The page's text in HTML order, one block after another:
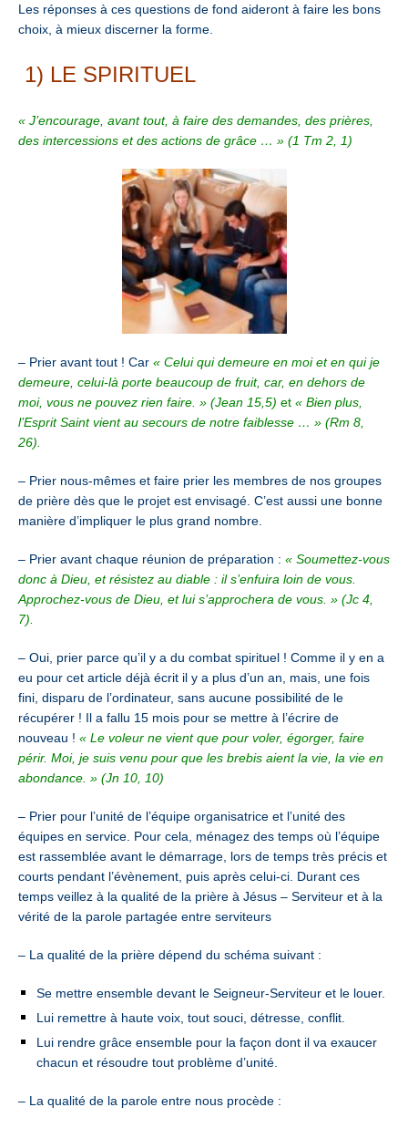
Les réponses à ces questions de fond aideront à faire les bons
choix, à mieux discerner la forme.
1) LE SPIRITUEL
« J’encourage, avant tout, à faire des demandes, des prières,
des intercessions et des actions de grâce … » (1 Tm 2, 1)
– Prier avant tout ! Car « Celui qui demeure en moi et en qui je
demeure, celui-là porte beaucoup de fruit, car, en dehors de
moi, vous ne pouvez rien faire. » (Jean 15,5) et « Bien plus,
l’Esprit Saint vient au secours de notre faiblesse … » (Rm 8,
26).
– Prier nous-mêmes et faire prier les membres de nos groupes
de prière dès que le projet est envisagé. C’est aussi une bonne
manière d’impliquer le plus grand nombre.
– Prier avant chaque réunion de préparation : « Soumettez-vous
donc à Dieu, et résistez au diable : il s’enfuira loin de vous.
Approchez-vous de Dieu, et lui s’approchera de vous. » (Jc 4,
7).
– Oui, prier parce qu’il y a du combat spirituel ! Comme il y en a
eu pour cet article déjà écrit il y a plus d’un an, mais, une fois
fini, disparu de l’ordinateur, sans aucune possibilité de le
récupérer ! Il a fallu 15 mois pour se mettre à l’écrire de
nouveau ! « Le voleur ne vient que pour voler, égorger, faire
périr. Moi, je suis venu pour que les brebis aient la vie, la vie en
abondance. » (Jn 10, 10)
– Prier pour l’unité de l’équipe organisatrice et l’unité des
équipes en service. Pour cela, ménagez des temps où l’équipe
est rassemblée avant le démarrage, lors de temps très précis et
courts pendant l’évènement, puis après celui-ci. Durant ces
temps veillez à la qualité de la prière à Jésus – Serviteur et à la
vérité de la parole partagée entre serviteurs
– La qualité de la prière dépend du schéma suivant :
Se mettre ensemble devant le Seigneur-Serviteur et le louer.
Lui remettre à haute voix, tout souci, détresse, conflit.
Lui rendre grâce ensemble pour la façon dont il va exaucer
chacun et résoudre tout problème d’unité.
– La qualité de la parole entre nous procède :